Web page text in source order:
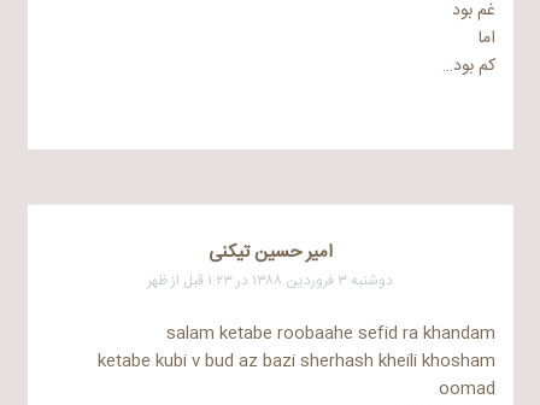
غم بود
اما
کم بود…
امیر حسین تیکنی
دوشنبه ۳ فروردین ۱۳۸۸ در ۱:۲۳ قبل از ظهر
salam ketabe roobaahe sefid ra khandam
ketabe kubi v bud az bazi sherhash kheili khosham
oomad